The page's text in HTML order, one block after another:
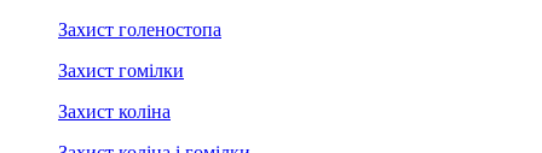
Захист голеностопа
Захист гомілки
Захист коліна